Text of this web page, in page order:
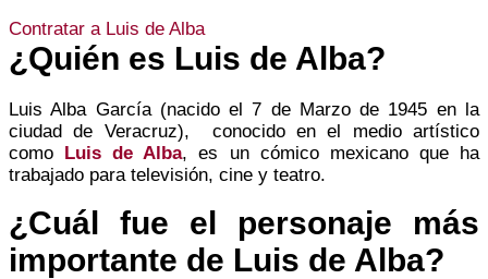
Contratar a Luis de Alba
¿Quién es Luis de Alba?
Luis Alba García (nacido el 7 de Marzo de 1945 en la
ciudad de Veracruz), conocido en el medio artístico
como Luis de Alba, es un cómico mexicano que ha
trabajado para televisión, cine y teatro.
¿Cuál fue el personaje más
importante de Luis de Alba?